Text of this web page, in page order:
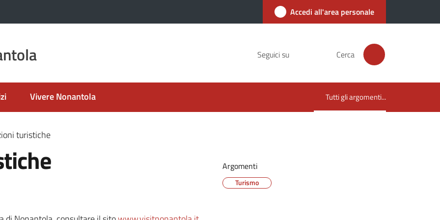
Accedi all'area personale
Seguici su Cerca
Vivere Nonantola Tutti gli argomenti...
Menu selezionato
turistiche
Argomenti
Turismo